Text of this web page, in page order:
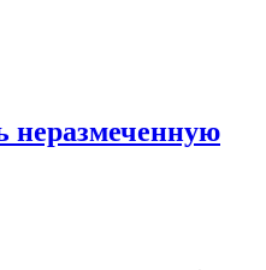
неразмеченную